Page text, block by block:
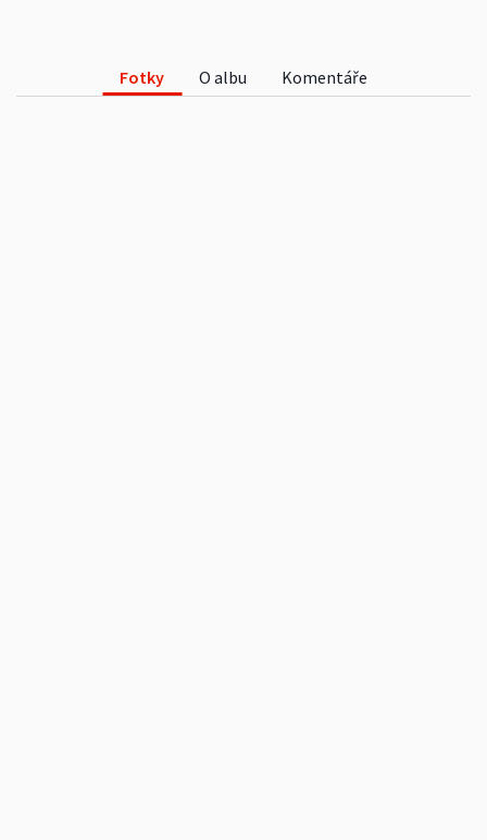
Fotky O albu Komentáře